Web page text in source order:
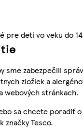
pre deti vo veku
sme zabezpečili
zložiek a
webových stránkach.
sa chcete poradiť
značky Tesco.